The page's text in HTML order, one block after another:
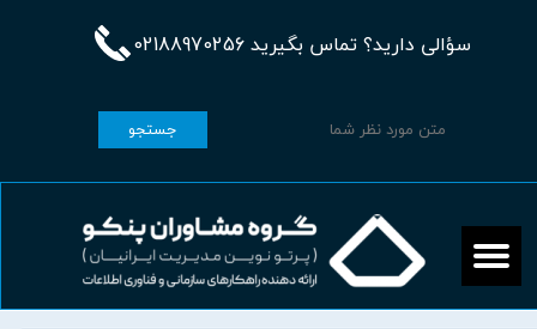
سؤالی دارید؟ تماس بگیرید 02188970256
جستجو